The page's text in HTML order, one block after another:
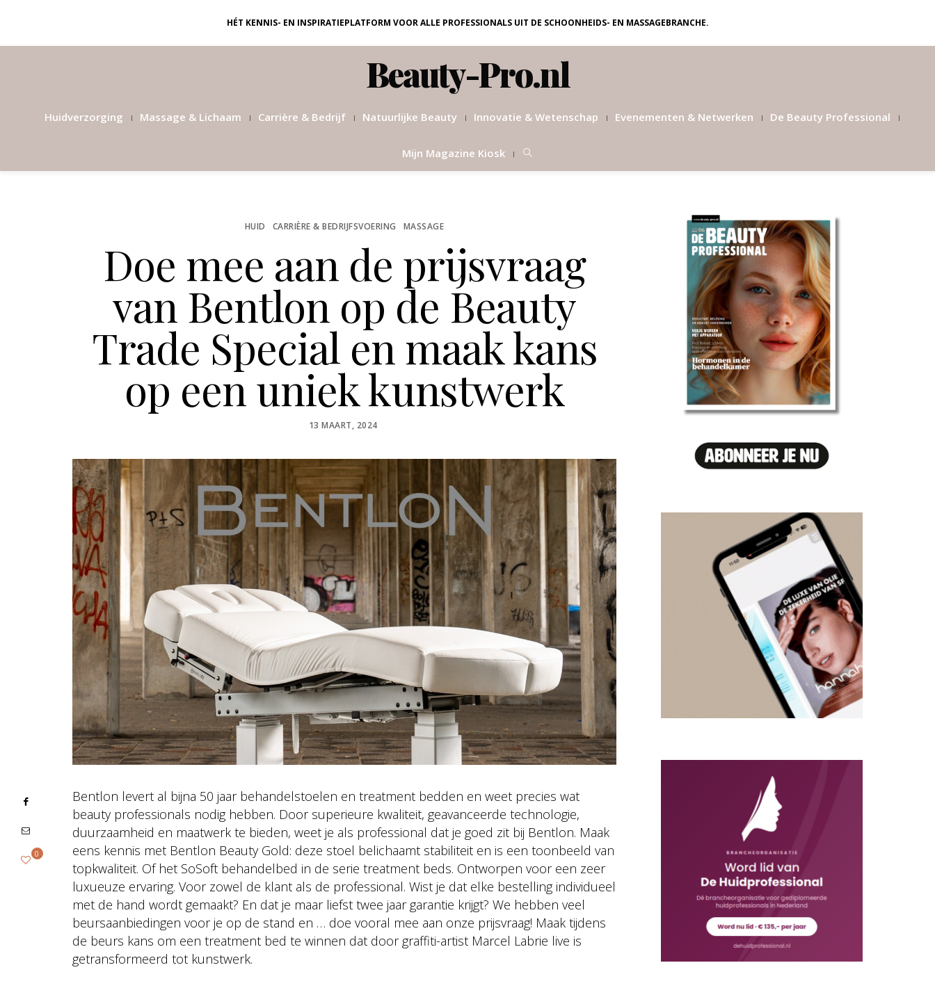
HÉT KENNIS- EN INSPIRATIEPLATFORM VOOR ALLE PROFESSIONALS UIT DE SCHOONHEIDS- EN MASSAGEBRANCHE.
Beauty-Pro.nl
Huidverzorging Massage & Lichaam Carrière & Bedrijf Natuurlijke Beauty Innovatie & Wetenschap Evenementen & Netwerken De Beauty Professional
Mijn Magazine Kiosk
HUID CARRIÈRE & BEDRIJFSVOERING MASSAGE
Doe mee aan de prijsvraag
van Bentlon op de Beauty
Trade Special en maak kans
op een uniek kunstwerk
POSTED
13 MAART, 2024
Bentlon levert al bijna 50 jaar behandelstoelen en treatment bedden en weet precies wat
beauty professionals nodig hebben. Door superieure kwaliteit, geavanceerde technologie,
duurzaamheid en maatwerk te bieden, weet je als professional dat je goed zit bij Bentlon. Maak
eens kennis met Bentlon Beauty Gold: deze stoel belichaamt stabiliteit en is een toonbeeld van
topkwaliteit. Of het SoSoft behandelbed in de serie treatment beds. Ontworpen voor een zeer
luxueuze ervaring. Voor zowel de klant als de professional. Wist je dat elke bestelling individueel
met de hand wordt gemaakt? En dat je maar liefst twee jaar garantie krijgt? We hebben veel
beursaanbiedingen voor je op de stand en … doe vooral mee aan onze prijsvraag! Maak tijdens
de beurs kans om een treatment bed te winnen dat door graffiti-artist Marcel Labrie live is
getransformeerd tot kunstwerk.
0